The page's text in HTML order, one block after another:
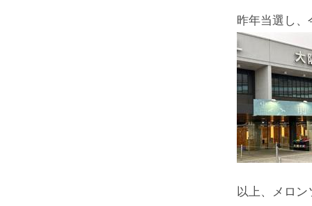
昨年当選し
以上、メロン